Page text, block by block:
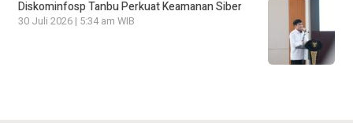
Diskominfosp Tanbu Perkuat Keamanan Siber
30 Juli 2026 | 5:34 am WIB